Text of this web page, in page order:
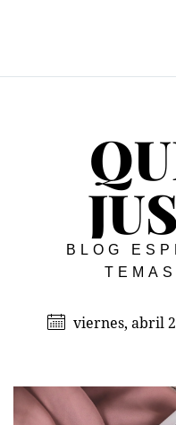
content
BLOG
viernes, abril